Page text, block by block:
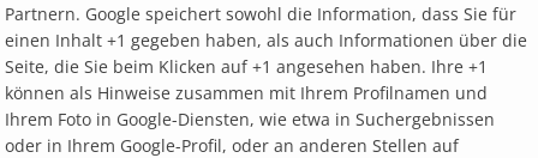
Partnern. Google speichert sowohl die Information, dass Sie für
einen Inhalt +1 gegeben haben, als auch Informationen über die
Seite, die Sie beim Klicken auf +1 angesehen haben. Ihre +1
können als Hinweise zusammen mit Ihrem Profilnamen und
Ihrem Foto in Google-Diensten, wie etwa in Suchergebnissen
oder in Ihrem Google-Profil, oder an anderen Stellen auf